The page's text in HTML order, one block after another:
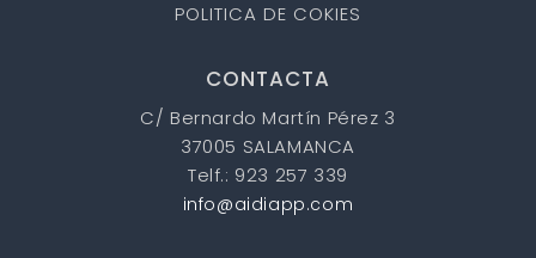
POLITICA DE COKIES
CONTACTA
C/ Bernardo Martín Pérez 3
37005 SALAMANCA
Telf.: 923 257 339
info@aidiapp.com